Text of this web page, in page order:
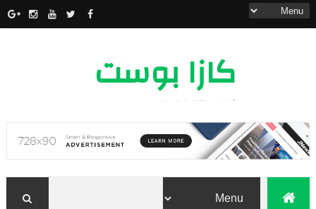
كازا بوست
أخبار مدينة الدار البيضاء